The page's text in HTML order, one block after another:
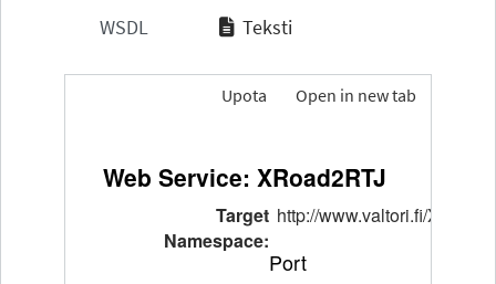
WSDL Teksti
Open in new tab
Upota